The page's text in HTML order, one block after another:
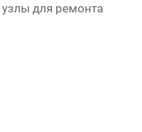
для ремонта